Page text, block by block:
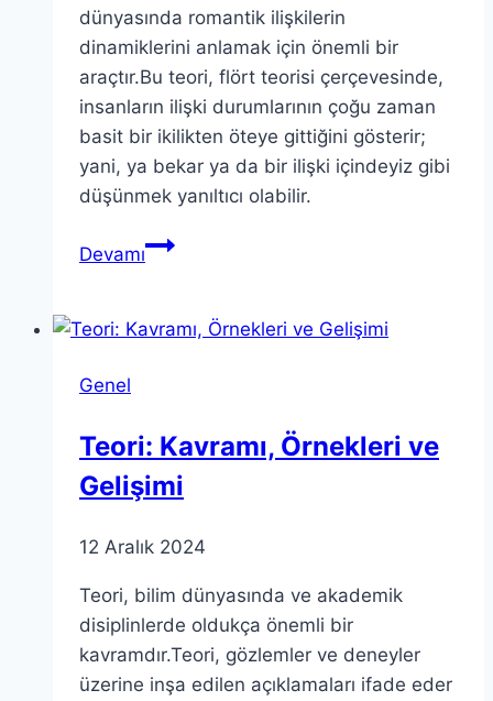
dünyasında romantik ilişkilerin
dinamiklerini anlamak için önemli bir
araçtır.Bu teori, flört teorisi çerçevesinde,
insanların ilişki durumlarının çoğu zaman
basit bir ikilikten öteye gittiğini gösterir;
yani, ya bekar ya da bir ilişki içindeyiz gibi
düşünmek yanıltıcı olabilir.
DevamıBekar
Nasıl
Genel
Teori: Kavramı, Örnekleri ve
Gelişimi
12 Aralık 2024
Teori, bilim dünyasında ve akademik
disiplinlerde oldukça önemli bir
kavramdır.Teori, gözlemler ve deneyler
üzerine inşa edilen açıklamaları ifade eder